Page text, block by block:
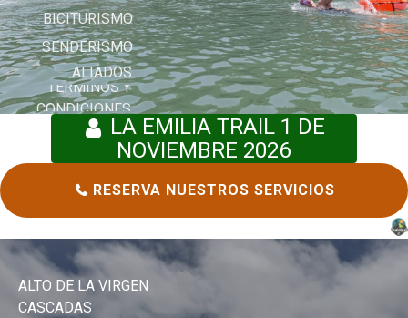
BICITURISMO
SENDERISMO
ALIADOS
TERMINOS Y
CONDICIONES
 LA EMILIA TRAIL 1 DE
NOVIEMBRE 2026
RESERVA NUESTROS SERVICIOS
ALTO DE LA VIRGEN
CASCADAS